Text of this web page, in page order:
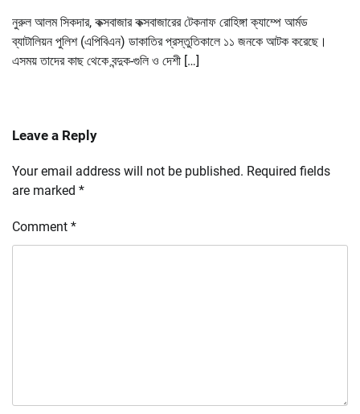
নুরুল আলম সিকদার, কক্সবাজার কক্সবাজারের টেকনাফ রোহিঙ্গা ক্যাম্পে আর্মড
ব্যাটালিয়ন পুলিশ (এপিবিএন) ডাকাতির প্রস্তুতিকালে ১১ জনকে আটক করেছে।
এসময় তাদের কাছ থেকে বন্দুক-গুলি ও দেশী […]
Leave a Reply
Your email address will not be published. Required fields
are marked *
Comment *